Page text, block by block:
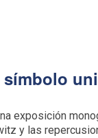
exposición
y las